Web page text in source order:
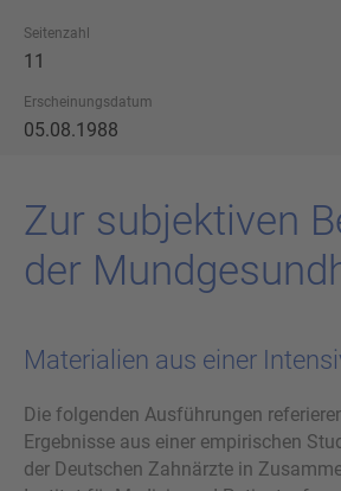
Seitenzahl
11
Erscheinungsdatum
05.08.1988
Zur sub­jek­ti­ven
der
Materialien aus einer
Die folgenden Ausführungen
Ergebnisse aus einer empirischen
der Deutschen Zahnärzte in